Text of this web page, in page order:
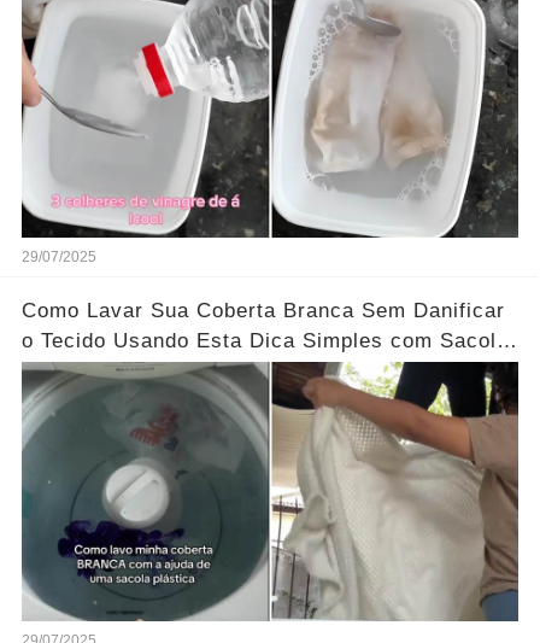
29/07/2025
Como Lavar Sua Coberta Branca Sem Danificar
o Tecido Usando Esta Dica Simples com Sacola
Plástica!